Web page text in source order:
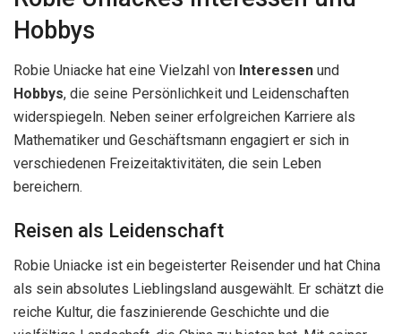
Hobbys
Robie Uniacke hat eine Vielzahl von Interessen und
Hobbys, die seine Persönlichkeit und Leidenschaften
widerspiegeln. Neben seiner erfolgreichen Karriere als
Mathematiker und Geschäftsmann engagiert er sich in
verschiedenen Freizeitaktivitäten, die sein Leben
bereichern.
Reisen als Leidenschaft
Robie Uniacke ist ein begeisterter Reisender und hat China
als sein absolutes Lieblingsland ausgewählt. Er schätzt die
reiche Kultur, die faszinierende Geschichte und die